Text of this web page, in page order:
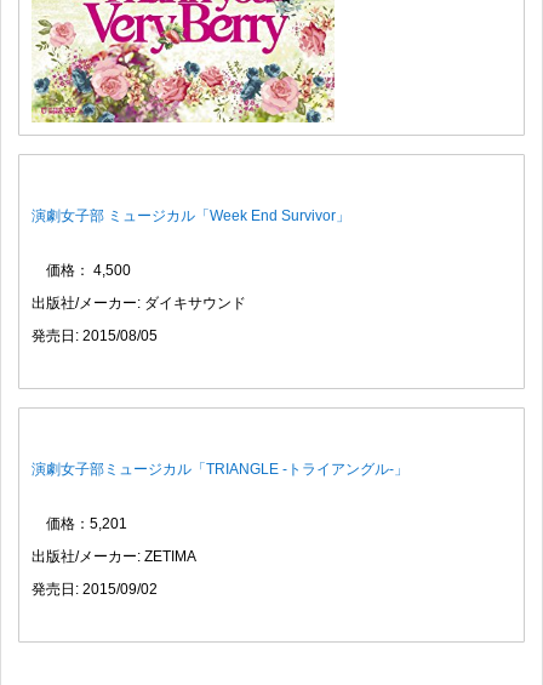
演劇女子部 ミュージカル「Week End Survivor」
価格： 4,500
出版社/メーカー: ダイキサウンド
発売日: 2015/08/05
演劇女子部ミュージカル「TRIANGLE ‐トライアングル‐」
価格：5,201
出版社/メーカー: ZETIMA
発売日: 2015/09/02